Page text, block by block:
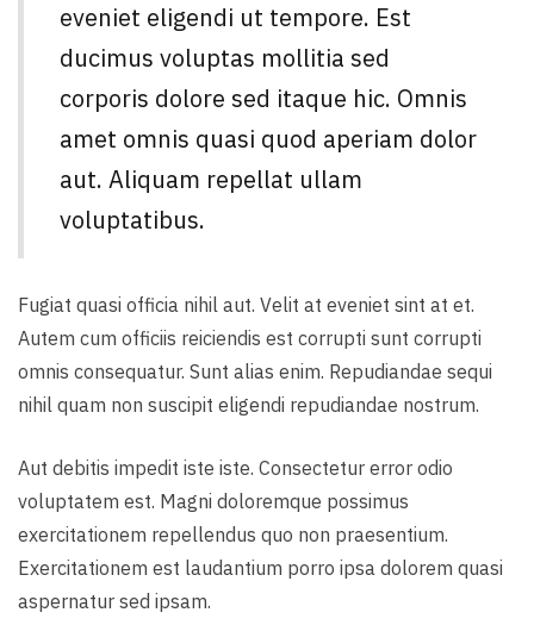
eveniet eligendi ut tempore. Est
ducimus voluptas mollitia sed
corporis dolore sed itaque hic. Omnis
amet omnis quasi quod aperiam dolor
aut. Aliquam repellat ullam
voluptatibus.
Fugiat quasi officia nihil aut. Velit at eveniet sint at et.
Autem cum officiis reiciendis est corrupti sunt corrupti
omnis consequatur. Sunt alias enim. Repudiandae sequi
nihil quam non suscipit eligendi repudiandae nostrum.
Aut debitis impedit iste iste. Consectetur error odio
voluptatem est. Magni doloremque possimus
exercitationem repellendus quo non praesentium.
Exercitationem est laudantium porro ipsa dolorem quasi
aspernatur sed ipsam.